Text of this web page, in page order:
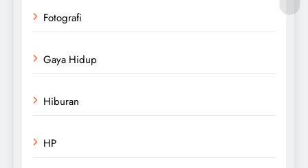
Fotografi
Gaya Hidup
Hiburan
HP